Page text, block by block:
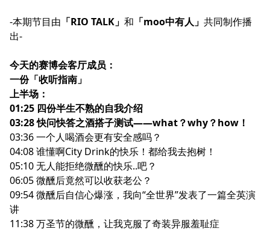
-本期节目由 「RIO TALK」 和 「moo中有人 」 共同制作播
出-
今天的赛博会客厅成员：
一份「收听指南」
上半场：
01:25 四份半生不熟的自我介绍
03:28 快问快答之酒搭子测试——what？why？how！
03:36 一个人喝酒会更有安全感吗？
04:08 谁懂啊City Drink的快乐！都给我去抱树！
05:10 无人能拒绝微醺的快乐..吧？
06:05 微醺后竟然可以收获老公？
09:54 微醺后自信心爆涨，我向“全世界”发表了一篇全英演
讲
11:38 万圣节的微醺，让我克服了奇装异服羞耻症